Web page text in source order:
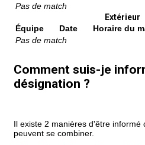
Pas de match
Extérieur
Équipe
Date Horaire du
Pas de match
Comment suis-je
désignation ?
Il existe 2 manières d'être informé
peuvent se combiner.